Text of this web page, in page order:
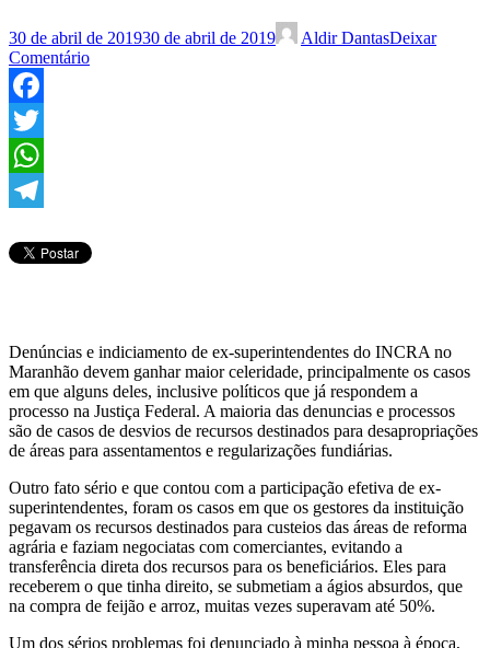
30 de abril de 201930 de abril de 2019 Aldir DantasDeixar
Comentário
Facebook
Twitter
WhatsApp
Denúncias e indiciamento de ex-superintendentes do INCRA no
Maranhão devem ganhar maior celeridade, principalmente os casos
em que alguns deles, inclusive políticos que já respondem a
processo na Justiça Federal. A maioria das denuncias e processos
são de casos de desvios de recursos destinados para desapropriações
de áreas para assentamentos e regularizações fundiárias.
Outro fato sério e que contou com a participação efetiva de ex-
superintendentes, foram os casos em que os gestores da instituição
pegavam os recursos destinados para custeios das áreas de reforma
agrária e faziam negociatas com comerciantes, evitando a
transferência direta dos recursos para os beneficiários. Eles para
receberem o que tinha direito, se submetiam a ágios absurdos, que
na compra de feijão e arroz, muitas vezes superavam até 50%.
Um dos sérios problemas foi denunciado à minha pessoa à época,